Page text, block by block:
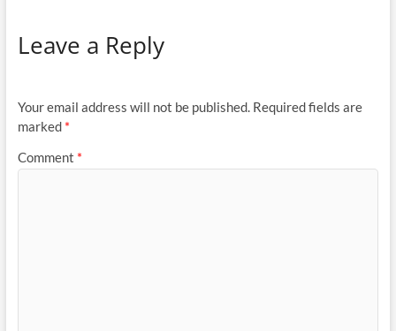
Leave a Reply
Your email address will not be published. Required fields are
marked *
Comment *